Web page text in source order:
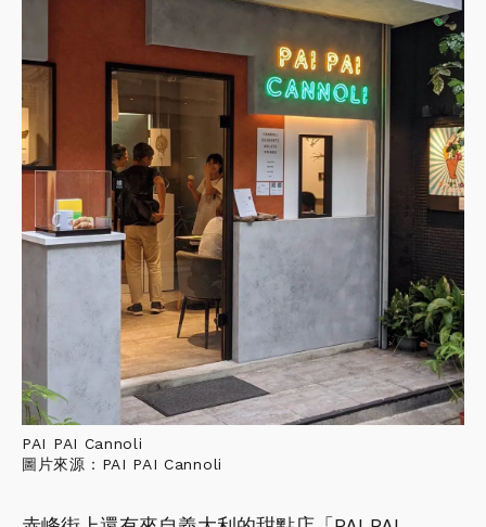
PAI PAI Cannoli
圖片來源：PAI PAI Cannoli